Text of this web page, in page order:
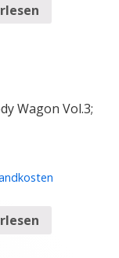
Wagon Vol.3;